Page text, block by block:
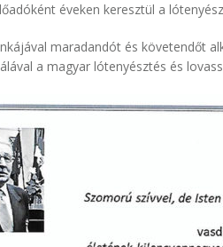
éveken keresztül a
maradandót és követendőt
a magyar lótenyésztés és